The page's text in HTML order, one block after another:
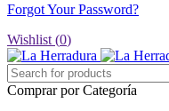
Forgot Your Password?
Wishlist (0)
Comprar por Categoría